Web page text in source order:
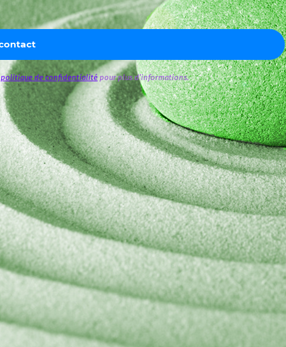
politique de confidentialitépour plus d’informations.